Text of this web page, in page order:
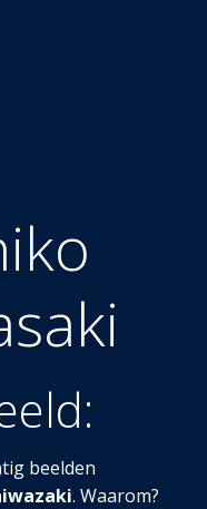
eld:
beelden
. Waarom?